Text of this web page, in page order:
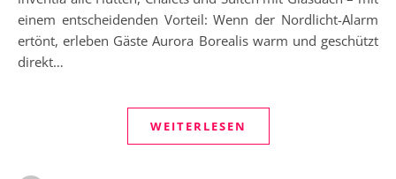
einem entscheidenden Vorteil: Wenn der Nordlicht-Alarm
ertönt, erleben Gäste Aurora Borealis warm und geschützt
direkt…
WEITERLESEN